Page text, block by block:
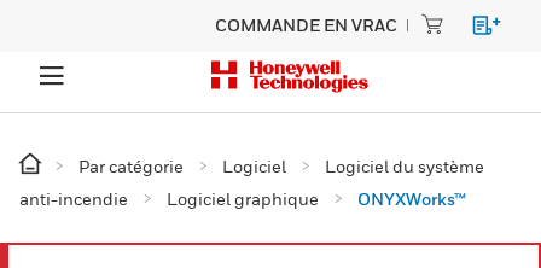
COMMANDE EN VRAC
Par catégorie Logiciel
Logiciel du système
anti-incendie
Logiciel graphique ONYXWorks™